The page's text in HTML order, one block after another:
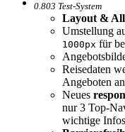
0.803 Test-System
Layout &
Umstellung
1000px für
Reisedaten
Angeboten
Neues
nur 3 Top-
wichtige